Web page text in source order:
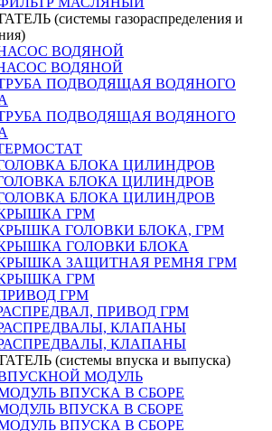
(системы газораспределения и
НАСОС ВОДЯНОЙ
НАСОС ВОДЯНОЙ
ТРУБА ПОДВОДЯЩАЯ ВОДЯНОГО
ТРУБА ПОДВОДЯЩАЯ ВОДЯНОГО
ТЕРМОСТАТ
ГОЛОВКА БЛОКА ЦИЛИНДРОВ
ГОЛОВКА БЛОКА ЦИЛИНДРОВ
ГОЛОВКА БЛОКА ЦИЛИНДРОВ
КРЫШКА ГРМ
КРЫШКА ГОЛОВКИ БЛОКА, ГРМ
КРЫШКА ГОЛОВКИ БЛОКА
КРЫШКА ЗАЩИТНАЯ РЕМНЯ ГРМ
КРЫШКА ГРМ
ПРИВОД ГРМ
РАСПРЕДВАЛ, ПРИВОД ГРМ
РАСПРЕДВАЛЫ, КЛАПАНЫ
РАСПРЕДВАЛЫ, КЛАПАНЫ
(системы впуска и выпуска)
ВПУСКНОЙ МОДУЛЬ
МОДУЛЬ ВПУСКА В СБОРЕ
МОДУЛЬ ВПУСКА В СБОРЕ
МОДУЛЬ ВПУСКА В СБОРЕ